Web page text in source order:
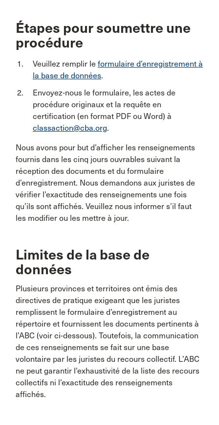
Étapes pour soumettre une
procédure
Veuillez remplir le formulaire d’enregistrement à
la base de données.
Envoyez-nous le formulaire, les actes de
procédure originaux et la requête en
certification (en format PDF ou Word) à
classaction@cba.org.
Nous avons pour but d’afficher les renseignements
fournis dans les cinq jours ouvrables suivant la
réception des documents et du formulaire
d’enregistrement. Nous demandons aux juristes de
vérifier l’exactitude des renseignements une fois
qu’ils sont affichés. Veuillez nous informer s’il faut
les modifier ou les mettre à jour.
Limites de la base de
données
Plusieurs provinces et territoires ont émis des
directives de pratique exigeant que les juristes
remplissent le formulaire d’enregistrement au
répertoire et fournissent les documents pertinents à
l’ABC (voir ci-dessous). Toutefois, la communication
de ces renseignements se fait sur une base
volontaire par les juristes du recours collectif. L’ABC
ne peut garantir l’exhaustivité de la liste des recours
collectifs ni l’exactitude des renseignements
affichés.